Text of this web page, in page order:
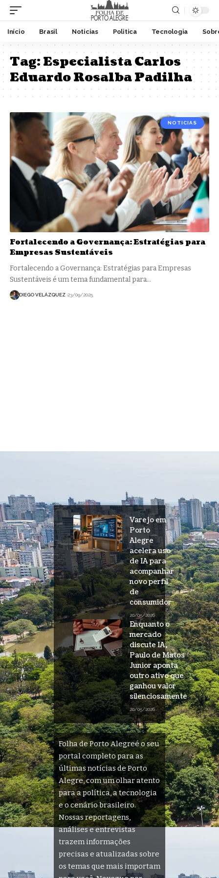
Início Brasil Noticias Politica Tecnologia
Tag:Especialista Carlos
Eduardo Rosalba Padilha
NOTICIAS
Fortalecendo a Governança: Estratégias para
Empresas Sustentáveis
Fortalecendo a Governança: Estratégias para Empresas
Sustentáveis é um tema fundamental para…
DIEGO VELÁZQUEZ 23/09/2025
Varejo em
Porto
Alegre
acelera uso
de IA para
acompanhar
novo perfil
de
consumidor
20/05/2026
Enquanto o
mercado
discute IA,
Paulo de Matos
Junior aponta
outro ativo que
ganhou valor
silenciosamente
20/05/2026
Folha de Porto Alegreé o seu
portal completo para as
últimas notícias de Porto
Alegre, com um olhar atento
para a política, a tecnologia
e o cenário brasileiro.
Nossas reportagens,
análises e entrevistas
trazem informações
precisas e atualizadas sobre
os temas que mais importam